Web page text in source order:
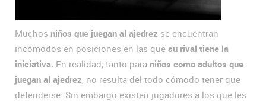
Muchos niños que juegan al ajedrez se encuentran
incómodos en posiciones en las que su rival tiene la
iniciativa. En realidad, tanto para niños como adultos que
juegan al ajedrez, no resulta del todo cómodo tener que
defenderse. Sin embargo existen jugadores a los que les